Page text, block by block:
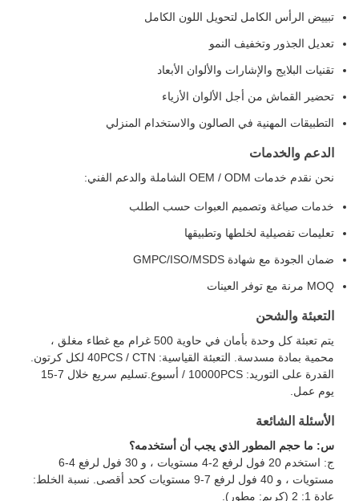
تبييض الرأس الكامل لتحويل اللون الكامل
تعديل الجذور وتخفيف النمو
تقنيات البلايج والإشارات والألوان الأبعاد
تحضير القماش من أجل الألوان الأزياء
التطبيقات المهنية في الصالون والاستخدام المنزلي
الدعم والخدمات
نحن نقدم خدمات OEM / ODM الشاملة والدعم الفني:
خدمات صياغة وتصميم العبوات حسب الطلب
تعليمات تفصيلية لخلطها وتطبيقها
ضمان الجودة مع شهادة GMPC/ISO/MSDS
MOQ مرنة مع توفر العينات
التعبئة والشحن
يتم تعبئة كل وحدة بأمان في حاوية 500 غرام مع غطاء مغلق ،
محمية بمادة مسدسة. التعبئة القياسية: 40PCS / CTN لكل كرتون.
القدرة على التوريد: 10000PCS / أسبوع.تسليم سريع خلال 7-15
يوم عمل.
الأسئلة الشائعة
س: ما حجم المطور الذي يجب أن أستخدمه؟
ج: استخدم 20 فول لرفع 2-4 مستويات ، و 30 فول لرفع 4-6
مستويات ، و 40 فول لرفع 7-9 مستويات كحد أقصى. نسبة الخلط:
عادة 1: 2 (كريم: مطور).